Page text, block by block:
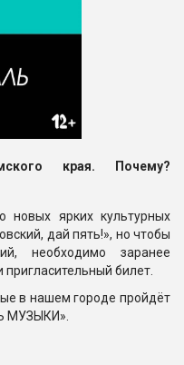
края. Почему?
новых ярких культурных
дай пять!», но чтобы
необходимо заранее
билет.
в нашем городе пройдёт
МУЗЫКИ».